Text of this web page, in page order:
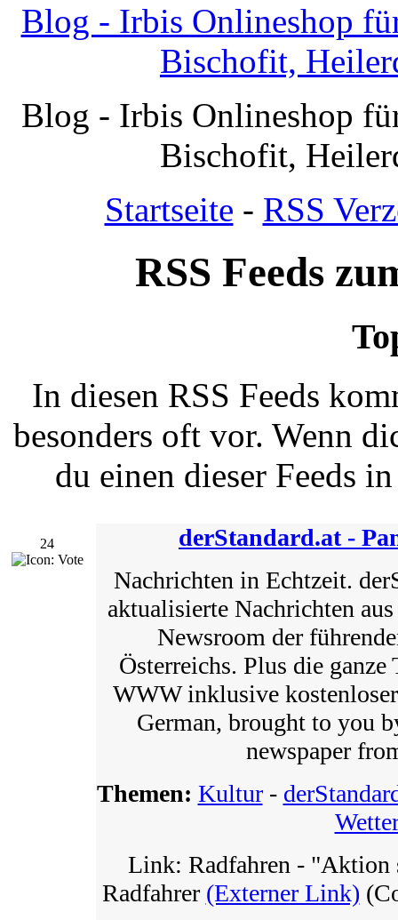
Blog - Irbis Onlineshop
Bischofit,
Blog - Irbis Onlineshop
Bischofit,
Startseite - RSS
RSS Feeds
In diesen RSS Feeds
besonders oft vor. Wenn
du einen dieser Feeds
24
derStandard.at -
Nachrichten in Echtzeit.
aktualisierte Nachrichten
Newsroom der
Österreichs. Plus die
WWW inklusive
German, brought to you
newspaper
Themen: Kultur-
Link: Radfahren - "Aktion
Radfahrer (Externer Link)